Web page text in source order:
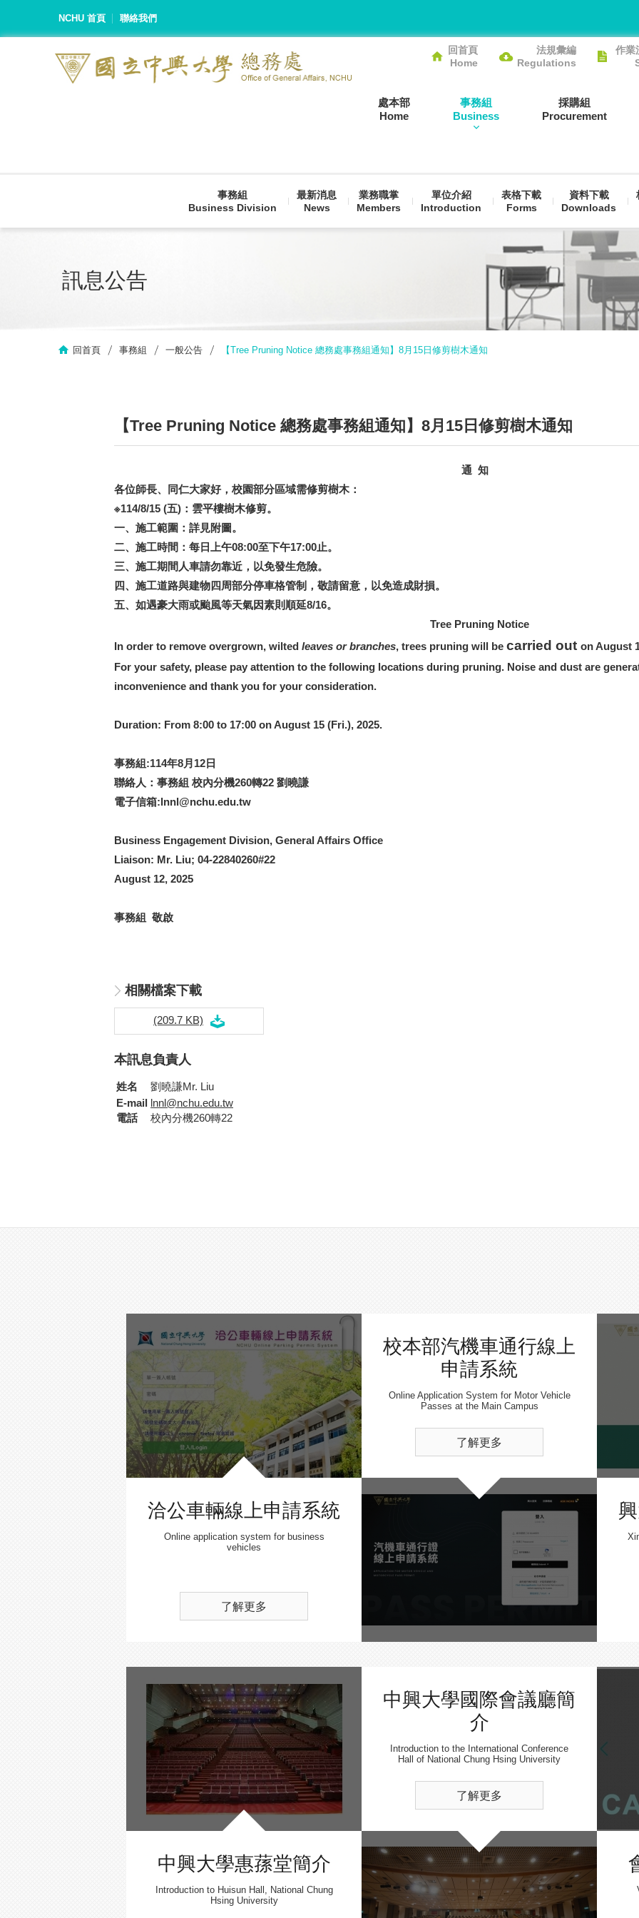
NCHU 首頁 聯絡我們
回首頁
Home
法規彙編
Regulations
作業
處本部
Home
事務組
Business
事務組
Business Division
最新消息
News
業務職掌
Members
單位介紹
Introduction
表格下載
Forms
資料下載
Downloads
採購組
Procurement
訊息公告
回首頁 事務組 一般公告 【Tree Pruning Notice 總務處事務組通知】8月15日修剪樹木通知
【Tree Pruning Notice 總務處事務組通知】8月15日修剪樹木通知
通 知
各位師長、同仁大家好，校園部分區域需修剪樹木：
※114/8/15 (五)：雲平樓樹木修剪。
一、施工範圍：詳見附圖。
二、施工時間：每日上午08:00至下午17:00止。
三、施工期間人車請勿靠近，以免發生危險。
四、施工道路與建物四周部分停車格管制，敬請留意，以免造成財損。
五、如遇豪大雨或颱風等天氣因素則順延8/16。
Tree PruningNotice
In order to remove overgrown, wilted leaves or branches, trees pruning will be carried out on August
For your safety, please pay attention to the following locations during pruning. Noise and dust are
inconvenience and thank you for your consideration.
Duration: From 8:00 to 17:00 on August 15 (Fri.), 2025.
事務組:114年8月12日
聯絡人：事務組 校內分機260轉22 劉曉謙
電子信箱:lnnl@nchu.edu.tw
Business Engagement Division, General Affairs Office
Liaison: Mr. Liu; 04-22840260#22
August 12, 2025
事務組 敬啟
相關檔案下載
(209.7 KB)
本訊息負責人
姓名
劉曉謙Mr. Liu
E-mail lnnl@nchu.edu.tw
電話
校內分機260轉22
洽公車輛線上申請系統
Online application system for business
vehicles
了解更多
校本部汽機車通行線上
申請系統
Online Application System for Motor Vehicle
Passes at the Main Campus
了解更多
中興大學惠蓀堂簡介
Introduction to Huisun Hall, National Chung
Hsing University
中興大學國際會議廳簡
介
Introduction to the International Conference
Hall of National Chung Hsing University
了解更多